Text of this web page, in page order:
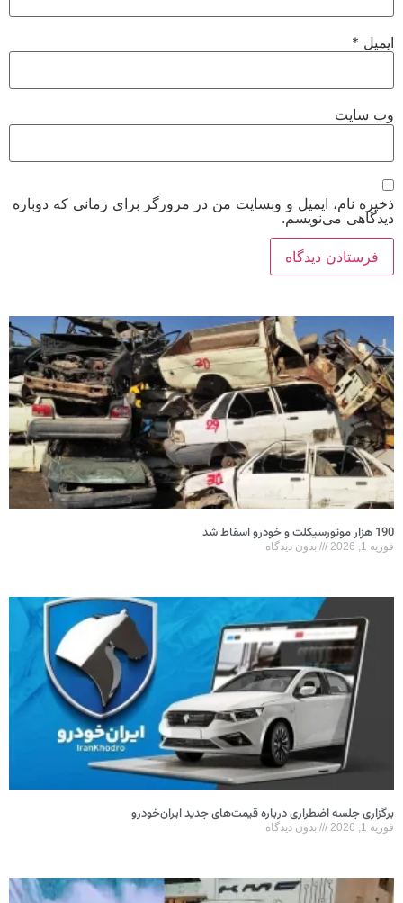
ایمیل*
وب‌ سایت
ذخیره نام، ایمیل و وبسایت من در مرورگر برای زمانی که دوباره
دیدگاهی می‌نویسم.
190 هزار موتورسیکلت و خودرو اسقاط شد
فوریه 1, 2026 بدون دیدگاه
برگزاری جلسه اضطراری درباره قیمت‌های جدید ایران‌خودرو
فوریه 1, 2026 بدون دیدگاه